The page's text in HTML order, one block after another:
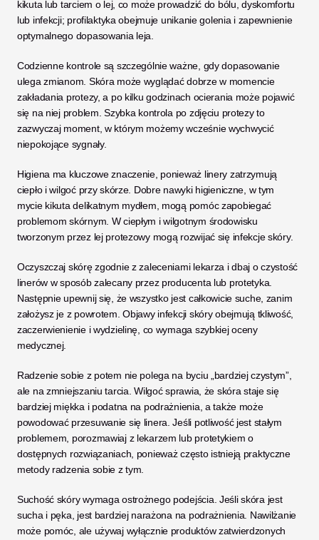
kikuta lub tarciem o lej, co może prowadzić do bólu, dyskomfortu
lub infekcji; profilaktyka obejmuje unikanie golenia i zapewnienie
optymalnego dopasowania leja.
Codzienne kontrole są szczególnie ważne, gdy dopasowanie
ulega zmianom. Skóra może wyglądać dobrze w momencie
zakładania protezy, a po kilku godzinach ocierania może pojawić
się na niej problem. Szybka kontrola po zdjęciu protezy to
zazwyczaj moment, w którym możemy wcześnie wychwycić
niepokojące sygnały.
Higiena ma kluczowe znaczenie, ponieważ linery zatrzymują
ciepło i wilgoć przy skórze. Dobre nawyki higieniczne, w tym
mycie kikuta delikatnym mydłem, mogą pomóc zapobiegać
problemom skórnym. W ciepłym i wilgotnym środowisku
tworzonym przez lej protezowy mogą rozwijać się infekcje skóry.
Oczyszczaj skórę zgodnie z zaleceniami lekarza i dbaj o czystość
linerów w sposób zalecany przez producenta lub protetyka.
Następnie upewnij się, że wszystko jest całkowicie suche, zanim
założysz je z powrotem. Objawy infekcji skóry obejmują tkliwość,
zaczerwienienie i wydzielinę, co wymaga szybkiej oceny
medycznej.
Radzenie sobie z potem nie polega na byciu „bardziej czystym”,
ale na zmniejszaniu tarcia. Wilgoć sprawia, że skóra staje się
bardziej miękka i podatna na podrażnienia, a także może
powodować przesuwanie się linera. Jeśli potliwość jest stałym
problemem, porozmawiaj z lekarzem lub protetykiem o
dostępnych rozwiązaniach, ponieważ często istnieją praktyczne
metody radzenia sobie z tym.
Suchość skóry wymaga ostrożnego podejścia. Jeśli skóra jest
sucha i pęka, jest bardziej narażona na podrażnienia. Nawilżanie
może pomóc, ale używaj wyłącznie produktów zatwierdzonych